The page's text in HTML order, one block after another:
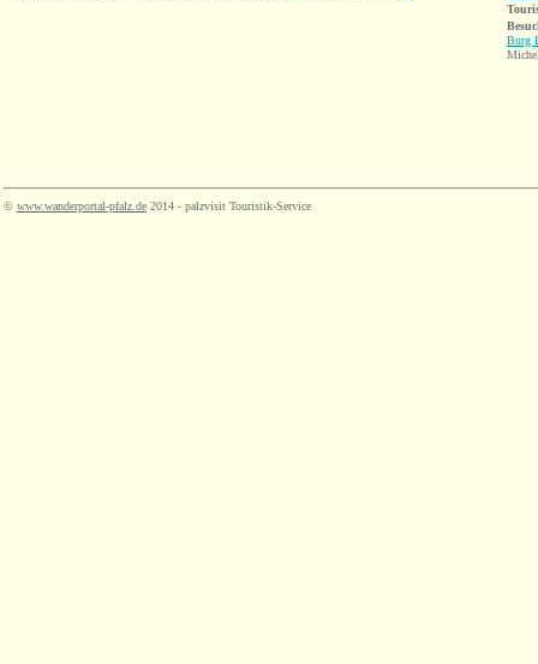
Burg
© www.wanderportal-pfalz.de 2014 - palzvisit Touristik-Service